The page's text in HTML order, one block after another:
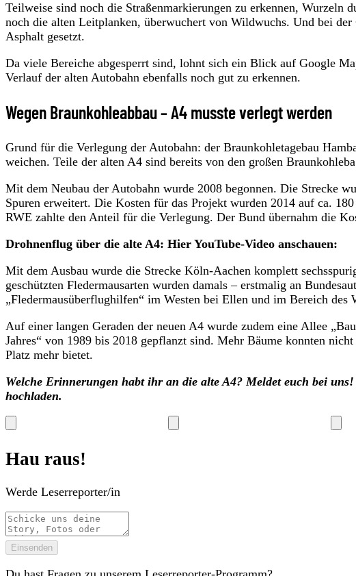
Teilweise sind noch die Straßenmarkierungen zu erkennen, Wurzeln
noch die alten Leitplanken, überwuchert von Wildwuchs. Und bei
Asphalt gesetzt.
Da viele Bereiche abgesperrt sind, lohnt sich ein Blick auf Google
Verlauf der alten Autobahn ebenfalls noch gut zu erkennen.
Wegen Braunkohleabbau – A4 musste verlegt werden
Grund für die Verlegung der Autobahn: der Braunkohletagebau
weichen. Teile der alten A4 sind bereits von den großen
Mit dem Neubau der Autobahn wurde 2008 begonnen. Die Strecke
Spuren erweitert. Die Kosten für das Projekt wurden 2014 auf ca.
RWE zahlte den Anteil für die Verlegung. Der Bund übernahm die
Drohnenflug über die alte A4: Hier YouTube-Video anschauen:
Mit dem Ausbau wurde die Strecke Köln-Aachen komplett
geschützten Fledermausarten wurden damals – erstmalig an
„Fledermausüberflughilfen“ im Westen bei Ellen und im Bereich des
Auf einer langen Geraden der neuen A4 wurde zudem eine Allee
Jahres“ von 1989 bis 2018 gepflanzt sind. Mehr Bäume konnten
Platz mehr bietet.
Welche Erinnerungen habt ihr an die alte A4? Meldet euch bei
hochladen.
Hau raus!
Werde Leserreporter/in
Einsenden